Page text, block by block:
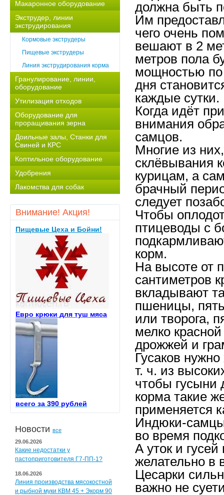
Макаронное оборудование
Экструдер, линии
экструдирования
Кормовые экструдеры
Пищевые экструдеры
Линия экструдирования корма
Гранулирование, линии,
оборудование
Утилизация отходов
Оборудование для
проращивания зерна
Доильные залы, Станки для
Свиней и КРС
Коптильное оборудование
Удобрения
Лакомства для собак
Внимание! Акция!
Пищевые Цеха и Бойни!
Евро крюки для туш мяса
всего за 390 рублей
Новости все
29.06.2026
Какие недостатки у
пастоприготовителя Г7-ПП-1?
18.06.2026
Линия производства мясокостной
и рыбной муки КВМ 45 + Экорм 90
должна быть
Им
чего очень
вешают в 2
метров пола
мощностью по
дня
каждые сутки.
Когда идёт
внимания
самцов.
Многие из
склёвывания
курицам, а
брачный
следует
Чтобы
птицеводы с
корм.
На высоте от
сантиметров
вкладывают
пшеницы,
или творога,
мелко
дрожжей и
Гусаков
т. ч. из
чтобы гусыни
корма такие
применяется
Индюки-
во время
А уток и
желательно в
Цесарки
важно не